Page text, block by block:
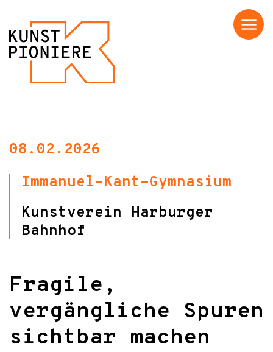
Menü
08.02.2026
Immanuel-Kant-Gymnasium
Kunstverein Harburger
Bahnhof
Fragile,
vergängliche Spuren
sichtbar machen